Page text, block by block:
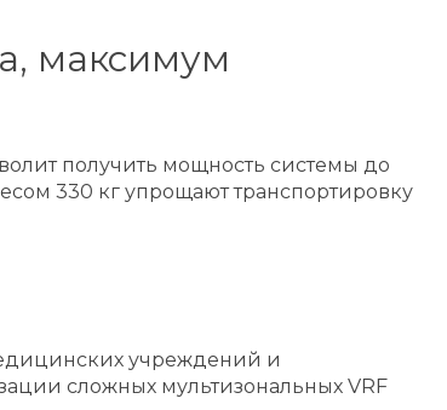
максимум
получить мощность системы до
330 кг упрощают транспортировку
учреждений и
сложных мультизональных VRF